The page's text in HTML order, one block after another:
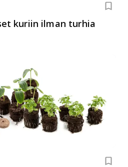
kuriin ilman turhia